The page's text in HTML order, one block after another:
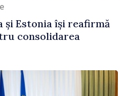
și Estonia își reafirmă
consolidarea